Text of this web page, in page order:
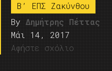
B’ ΕΠΣ Ζακύνθου
By Δημήτρης Πέττας
Μάι 14, 2017
Αφήστε σχόλιο